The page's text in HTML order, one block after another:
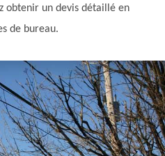
obtenir un devis détaillé en
de bureau.